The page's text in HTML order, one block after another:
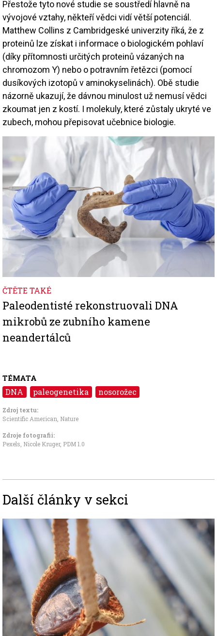
Přestože tyto nové studie se soustředí hlavně na
vývojové vztahy, někteří vědci vidí větší potenciál.
Matthew Collins z Cambridgeské univerzity říká, že z
proteinů lze získat i informace o biologickém pohlaví
(díky přítomnosti určitých proteinů vázaných na
chromozom Y) nebo o potravním řetězci (pomocí
dusíkových izotopů v aminokyselinách). Obě studie
názorně ukazují, že dávnou minulost už nemusí vědci
zkoumat jen z kostí. I molekuly, které zůstaly ukryté ve
zubech, mohou přepisovat učebnice biologie.
ČTĚTE TAKÉ
Paleodentisté rekonstruovali DNA
mikrobů ze zubního kamene
neandertálců
TÉMATA
DNA paleogenetika nosorožec
Zdroj textu:
Scientific American Nature
Zdroje fotografii:
Pexels, Nicole Kruger, PDM 1.0
Další články v sekci
Image